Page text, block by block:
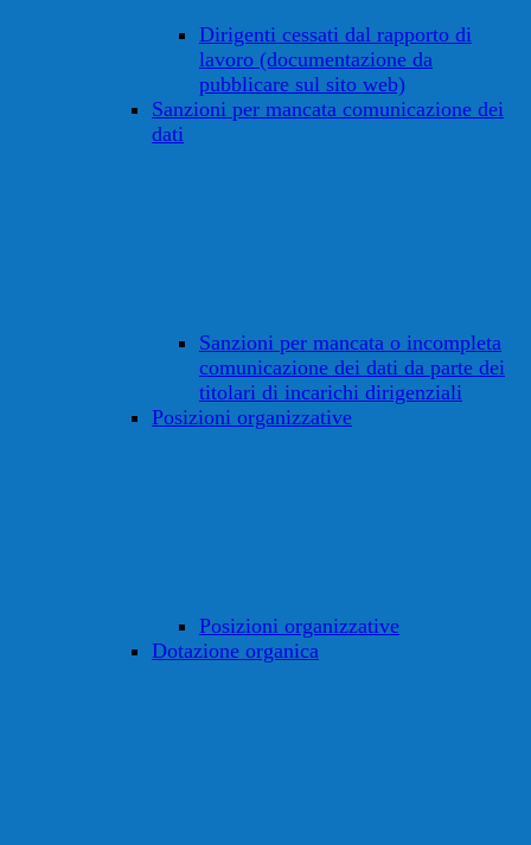
Dirigenti cessati dal rapporto di
lavoro (documentazione da
pubblicare sul sito web)
Sanzioni per mancata comunicazione dei
dati
Sanzioni per mancata o incompleta
comunicazione dei dati da parte dei
titolari di incarichi dirigenziali
Posizioni organizzative
Posizioni organizzative
Dotazione organica